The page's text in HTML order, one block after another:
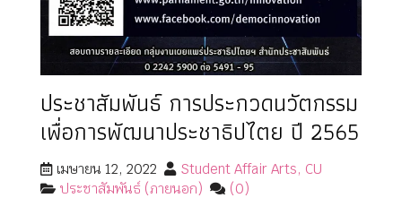
ประชาสัมพันธ์ การประกวดนวัตกรรม
เพื่อการพัฒนาประชาธิปไตย ปี 2565
เมษายน 12, 2022
Student Affair Arts, CU
ประชาสัมพันธ์ (ภายนอก)
(0)